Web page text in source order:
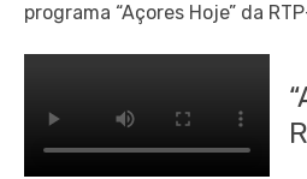
programa “Açores Hoje” da